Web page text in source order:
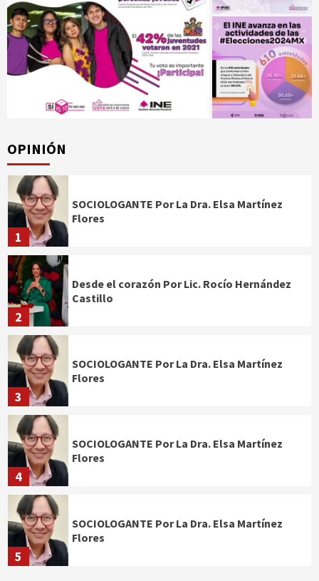
OPINIÓN
1
SOCIOLOGANTE Por La Dra. Elsa Martínez
Flores
2
Desde el corazón Por Lic. Rocío Hernández
Castillo
3
SOCIOLOGANTE Por La Dra. Elsa Martínez
Flores
4
SOCIOLOGANTE Por La Dra. Elsa Martínez
Flores
5
SOCIOLOGANTE Por La Dra. Elsa Martínez
Flores